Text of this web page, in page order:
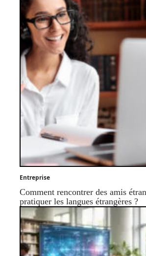
Entreprise
Comment rencontrer des amis
pratiquer les langues étrangères ?